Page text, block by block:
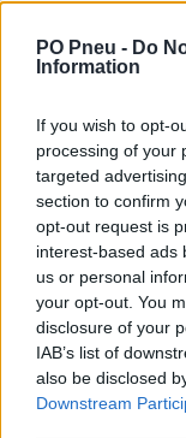
PO Pneu - Do
Information
If you wish to opt-
processing of your
targeted
section to confirm
opt-out request is
interest-based ads
us or personal
your opt-out. You
disclosure of your
IAB’s list of
also be disclosed
Downstream
252,00 €
-
Kód: